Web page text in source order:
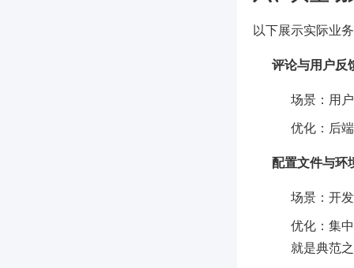
以下展示实际业
评论与用户反
场景：用
优化：后
配置文件与环
场景：开
优化：集
就是典范